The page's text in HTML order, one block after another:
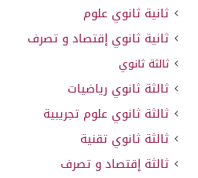
ثانية ثانوي علوم
ثانية ثانوي إقتصاد و تصرف
ثالثة ثانوي
ثالثة ثانوي رياضيات
ثالثة ثانوي علوم تجريبية
ثالثة ثانوي تقنية
ثالثة إقتصاد و تصرف